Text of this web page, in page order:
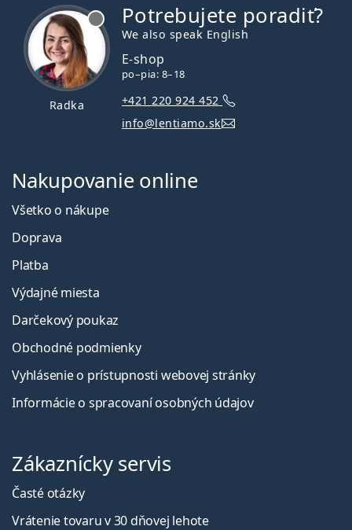
Radka
Potrebujete poradiť?
We also speak English
E-shop
po–pia: 8–18
+421 220 924 452
info@lentiamo.sk
Nakupovanie online
Všetko o nákupe
Doprava
Platba
Výdajné miesta
Darčekový poukaz
Obchodné podmienky
Vyhlásenie o prístupnosti webovej stránky
Informácie o spracovaní osobných údajov
Zákaznícky servis
Časté otázky
Vrátenie tovaru v 30 dňovej lehote